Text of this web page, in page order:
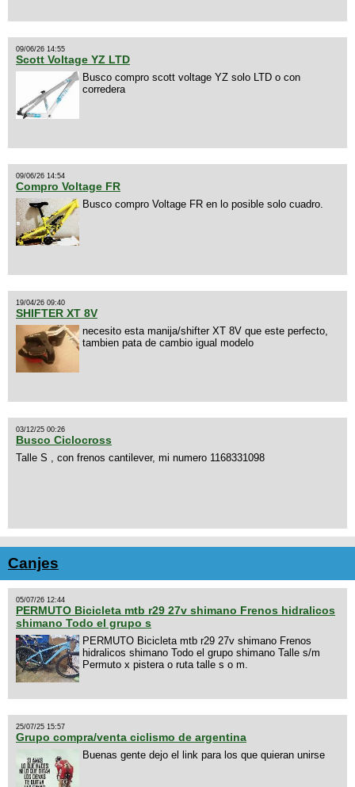
09/06/26 14:55
Scott Voltage YZ LTD
Busco compro scott voltage YZ solo LTD o con
corredera
09/06/26 14:54
Compro Voltage FR
Busco compro Voltage FR en lo posible solo cuadro.
19/04/26 09:40
SHIFTER XT 8V
necesito esta manija/shifter XT 8V que este perfecto,
tambien pata de cambio igual modelo
03/12/25 00:26
Busco Ciclocross
Talle S , con frenos cantilever, mi numero 1168331098
Canjes
05/07/26 12:44
PERMUTO Bicicleta mtb r29 27v shimano Frenos hidralicos
shimano Todo el grupo s
PERMUTO Bicicleta mtb r29 27v shimano Frenos
hidralicos shimano Todo el grupo shimano Talle s/m
Permuto x pistera o ruta talle s o m.
25/07/25 15:57
Grupo compra/venta ciclismo de argentina
Buenas gente dejo el link para los que quieran unirse